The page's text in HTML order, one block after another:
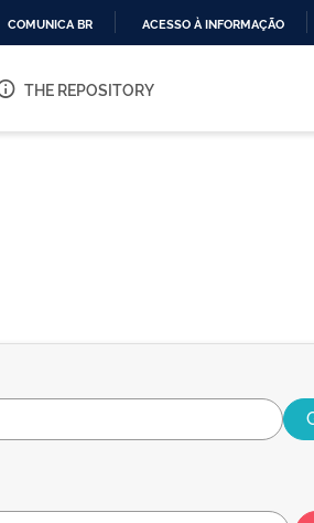
O
COMUNICA BR ACESSO À INFORMAÇÃO
THE REPOSITORY